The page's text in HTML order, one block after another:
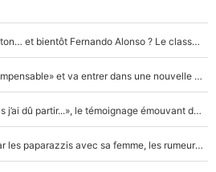
Max Verstappen, Lewis Hamilton… et bientôt Fernando Alonso ? Le classement des pilotes les mieux payés en Formule 1 risque de changer !
F1 - Alpine signe un accord «impensable» et va entrer dans une nouvelle dimension : Grande nouvelle pour Pierre Gasly !
F1 : « Je lui ai fait un câlin, puis j’ai dû partir...», le témoignage émouvant de Max Verstappen sur sa fille
F1 : Charles Leclerc surpris par les paparazzis avec sa femme, les rumeurs étaient vraies !